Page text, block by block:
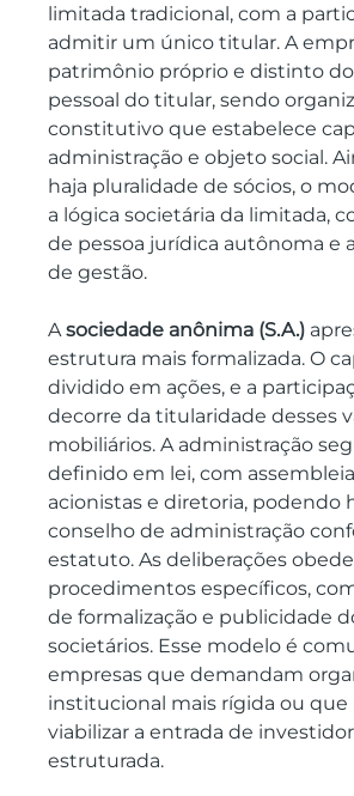
limitada tradicional, com a
admitir um único titular. A
patrimônio próprio e distinto
pessoal do titular, sendo
constitutivo que estabelece
administração e objeto social.
haja pluralidade de sócios, o
a lógica societária da limitada,
de pessoa jurídica autônoma e
de gestão.
A sociedade anônima (S.A.)
estrutura mais formalizada. O
dividido em ações, e a
decorre da titularidade desses
mobiliários. A administração
definido em lei, com
acionistas e diretoria, podendo
conselho de administração
estatuto. As deliberações
procedimentos específicos,
de formalização e publicidade
societários. Esse modelo é
empresas que demandam
institucional mais rígida ou
viabilizar a entrada de
estruturada.